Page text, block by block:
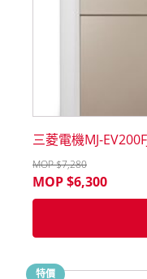
三菱電機MJ-
MOP $7,280
MOP $6,300
特價